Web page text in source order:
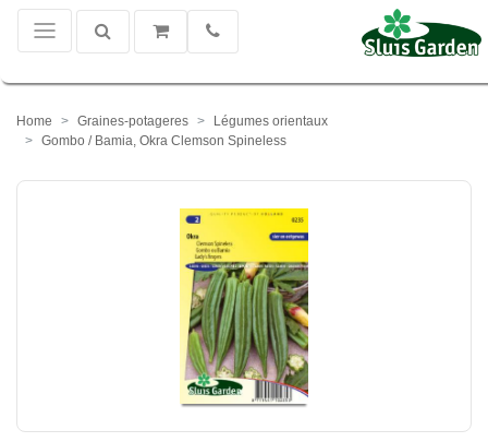
Home Graines-potageres
Légumes orientaux
Gombo / Bamia, Okra Clemson Spineless